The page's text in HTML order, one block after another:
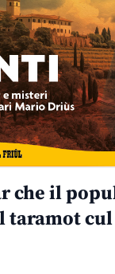
che il
taramot